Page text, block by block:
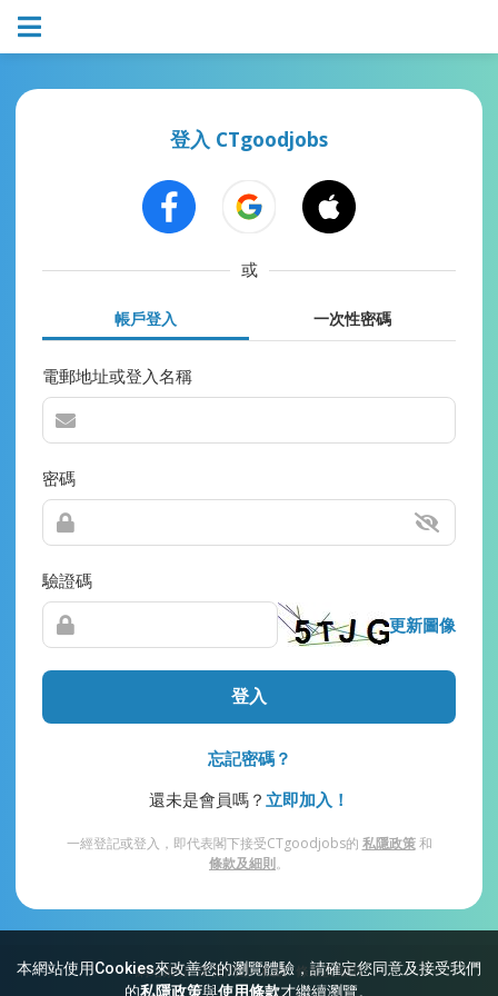
本網站使用Cookies來改善您的瀏覽體驗，請確定您同意及接受我們
的私隱政策與使用條款才繼續瀏覽。
登入 CTgoodjobs
或
帳戶登入 一次性密碼
電郵地址或登入名稱
密碼
驗證碼
更新圖像
登入
忘記密碼？
還未是會員嗎？ 立即加入！
一經登記或登入，即代表閣下接受CTgoodjobs的 私隱政策和
條款及細則。
網站索引 常見問題 私隱 條款及細則